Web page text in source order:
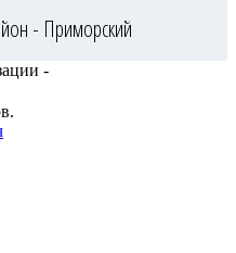
- Приморский
-